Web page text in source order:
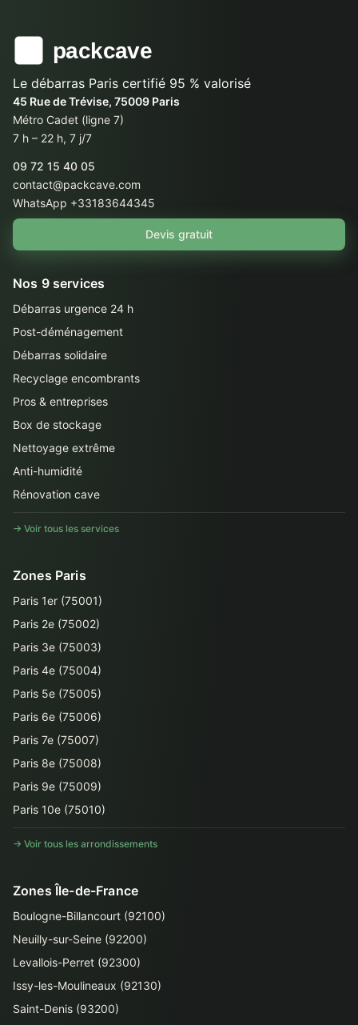
Le débarras Paris certifié 95 % valorisé
45 Rue de Trévise, 75009 Paris
Métro Cadet (ligne 7)
7 h – 22 h, 7 j/7
09 72 15 40 05
contact@packcave.com
WhatsApp +33183644345
Devis gratuit
Nos 9 services
Débarras urgence 24 h
Post-déménagement
Débarras solidaire
Recyclage encombrants
Pros & entreprises
Box de stockage
Nettoyage extrême
Anti-humidité
Rénovation cave
→ Voir tous les services
Zones Paris
Paris 1er (75001)
Paris 2e (75002)
Paris 3e (75003)
Paris 4e (75004)
Paris 5e (75005)
Paris 6e (75006)
Paris 7e (75007)
Paris 8e (75008)
Paris 9e (75009)
Paris 10e (75010)
→ Voir tous les arrondissements
Zones Île-de-France
Boulogne-Billancourt (92100)
Neuilly-sur-Seine (92200)
Levallois-Perret (92300)
Issy-les-Moulineaux (92130)
Saint-Denis (93200)